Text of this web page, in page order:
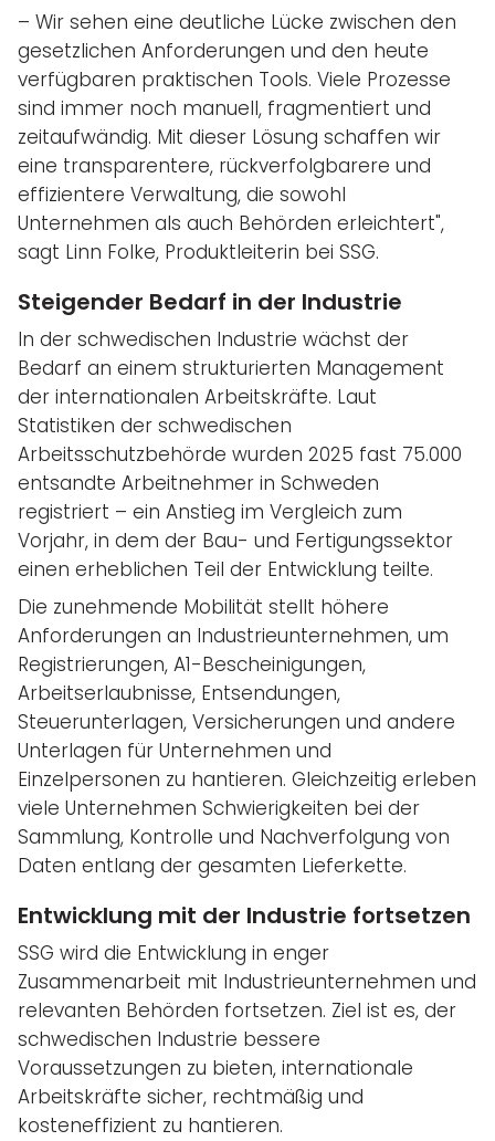
– Wir sehen eine deutliche Lücke zwischen den
gesetzlichen Anforderungen und den heute
verfügbaren praktischen Tools. Viele Prozesse
sind immer noch manuell, fragmentiert und
zeitaufwändig. Mit dieser Lösung schaffen wir
eine transparentere, rückverfolgbarere und
effizientere Verwaltung, die sowohl
Unternehmen als auch Behörden erleichtert",
sagt Linn Folke, Produktleiterin bei SSG.
Steigender Bedarf in der Industrie
In der schwedischen Industrie wächst der
Bedarf an einem strukturierten Management
der internationalen Arbeitskräfte. Laut
Statistiken der schwedischen
Arbeitsschutzbehörde wurden 2025 fast 75.000
entsandte Arbeitnehmer in Schweden
registriert – ein Anstieg im Vergleich zum
Vorjahr, in dem der Bau- und Fertigungssektor
einen erheblichen Teil der Entwicklung teilte.
Die zunehmende Mobilität stellt höhere
Anforderungen an Industrieunternehmen, um
Registrierungen, A1-Bescheinigungen,
Arbeitserlaubnisse, Entsendungen,
Steuerunterlagen, Versicherungen und andere
Unterlagen für Unternehmen und
Einzelpersonen zu hantieren. Gleichzeitig erleben
viele Unternehmen Schwierigkeiten bei der
Sammlung, Kontrolle und Nachverfolgung von
Daten entlang der gesamten Lieferkette.
Entwicklung mit der Industrie fortsetzen
SSG wird die Entwicklung in enger
Zusammenarbeit mit Industrieunternehmen und
relevanten Behörden fortsetzen. Ziel ist es, der
schwedischen Industrie bessere
Voraussetzungen zu bieten, internationale
Arbeitskräfte sicher, rechtmäßig und
kosteneffizient zu hantieren.